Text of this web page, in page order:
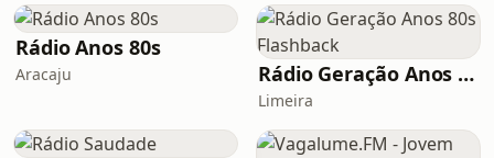
Rádio Anos 80s
Aracaju Rádio Geração Anos 80s Flashback
Limeira